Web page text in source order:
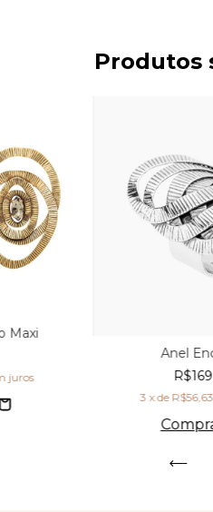
Produtos
Maxi
juros
Anel
3 x de R$56,63